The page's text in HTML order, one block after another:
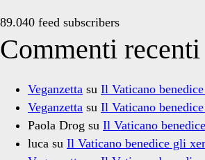
89.040 feed subscribers
Commenti recenti
Veganzetta su Il Vaticano
Veganzetta su Il Vaticano
Paola Drog su Il Vaticano
luca su Il Vaticano benedice gli